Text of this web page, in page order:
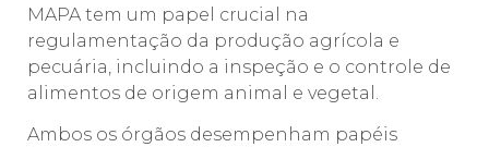
MAPA tem um papel crucial na
regulamentação da produção agrícola e
pecuária, incluindo a inspeção e o controle de
alimentos de origem animal e vegetal.
Ambos os órgãos desempenham papéis